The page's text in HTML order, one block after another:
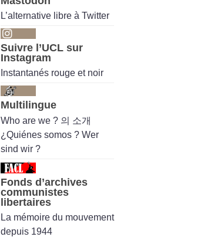
L’alternative libre à Twitter
Suivre l’UCL sur
Instagram
Instantanés rouge et noir
Multilingue
Who are we ? 의 소개
¿Quiénes somos ? Wer
sind wir ?
Fonds d’archives
communistes
libertaires
La mémoire du mouvement
depuis 1944